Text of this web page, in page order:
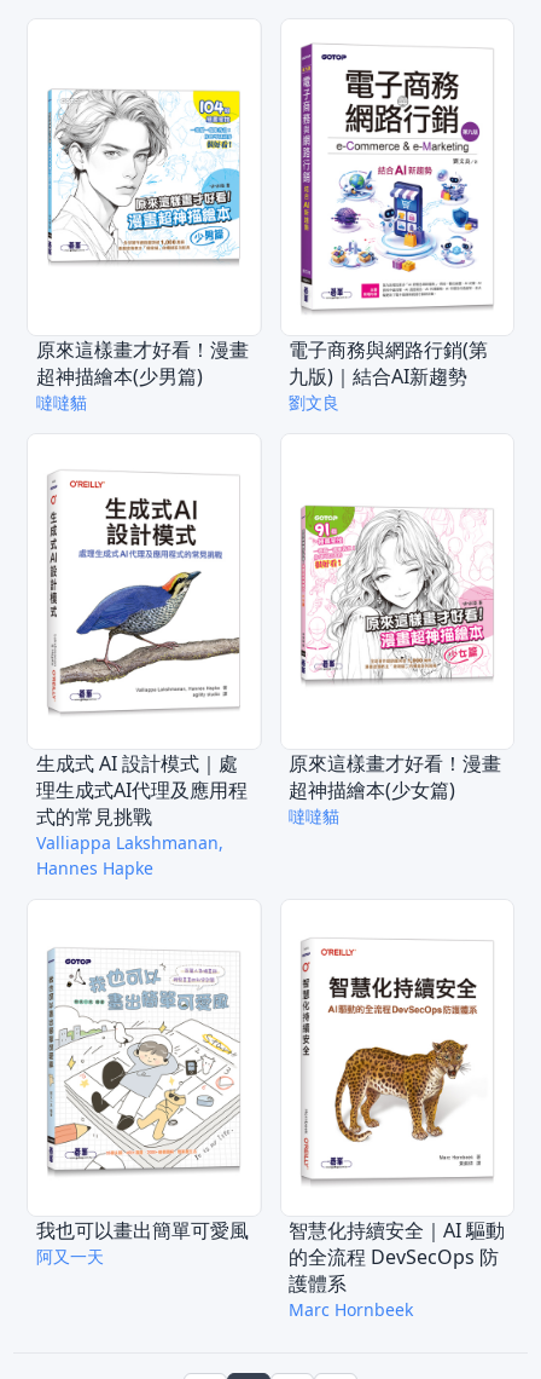
原來這樣畫才好看！漫畫
超神描繪本(少男篇)
噠噠貓
電子商務與網路行銷(第
九版)｜結合AI新趨勢
劉文良
生成式 AI 設計模式｜處
理生成式AI代理及應用程
式的常見挑戰
Valliappa Lakshmanan,
Hannes Hapke
原來這樣畫才好看！漫畫
超神描繪本(少女篇)
噠噠貓
我也可以畫出簡單可愛風
阿又一天
智慧化持續安全｜AI 驅動
的全流程 DevSecOps 防
護體系
Marc Hornbeek